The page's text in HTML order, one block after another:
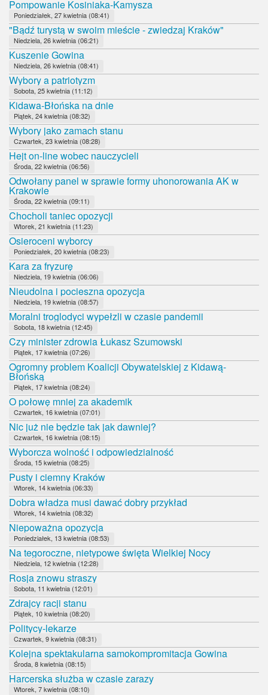
Pompowanie Kosiniaka-Kamysza
Poniedziałek, 27 kwietnia (08:41)
"Bądź turystą w swoim mieście - zwiedzaj Kraków"
Niedziela, 26 kwietnia (06:21)
Kuszenie Gowina
Niedziela, 26 kwietnia (08:41)
Wybory a patriotyzm
Sobota, 25 kwietnia (11:12)
Kidawa-Błońska na dnie
Piątek, 24 kwietnia (08:32)
Wybory jako zamach stanu
Czwartek, 23 kwietnia (08:28)
Hejt on-line wobec nauczycieli
Środa, 22 kwietnia (06:56)
Odwołany panel w sprawie formy uhonorowania AK w
Krakowie
Środa, 22 kwietnia (09:11)
Chocholi taniec opozycji
Wtorek, 21 kwietnia (11:23)
Osieroceni wyborcy
Poniedziałek, 20 kwietnia (08:23)
Kara za fryzurę
Niedziela, 19 kwietnia (06:06)
Nieudolna i pocieszna opozycja
Niedziela, 19 kwietnia (08:57)
Moralni troglodyci wypełzli w czasie pandemii
Sobota, 18 kwietnia (12:45)
Czy minister zdrowia Łukasz Szumowski
Piątek, 17 kwietnia (07:26)
Ogromny problem Koalicji Obywatelskiej z Kidawą-
Błońską
Piątek, 17 kwietnia (08:24)
O połowę mniej za akademik
Czwartek, 16 kwietnia (07:01)
Nic już nie będzie tak jak dawniej?
Czwartek, 16 kwietnia (08:15)
Wyborcza wolność i odpowiedzialność
Środa, 15 kwietnia (08:25)
Pusty i ciemny Kraków
Wtorek, 14 kwietnia (06:33)
Dobra władza musi dawać dobry przykład
Wtorek, 14 kwietnia (08:32)
Niepoważna opozycja
Poniedziałek, 13 kwietnia (08:53)
Na tegoroczne, nietypowe święta Wielkiej Nocy
Niedziela, 12 kwietnia (12:28)
Rosja znowu straszy
Sobota, 11 kwietnia (12:01)
Zdrajcy racji stanu
Piątek, 10 kwietnia (08:20)
Politycy-lekarze
Czwartek, 9 kwietnia (08:31)
Kolejna spektakularna samokompromitacja Gowina
Środa, 8 kwietnia (08:15)
Harcerska służba w czasie zarazy
Wtorek, 7 kwietnia (08:10)